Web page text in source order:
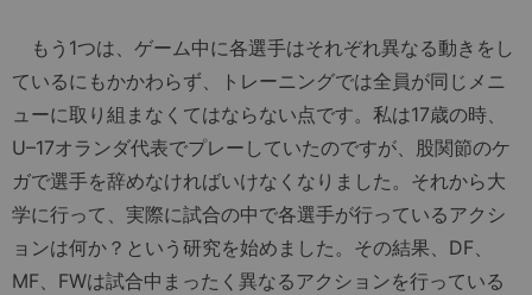
もう1つは、ゲーム中に各選手はそれぞれ異なる動きをし
ているにもかかわらず、トレーニングでは全員が同じメニ
ューに取り組まなくてはならない点です。私は17歳の時、
U–17オランダ代表でプレーしていたのですが、股関節のケ
ガで選手を辞めなければいけなくなりました。それから大
学に行って、実際に試合の中で各選手が行っているアクシ
ョンは何か？という研究を始めました。その結果、DF、
MF、FWは試合中まったく異なるアクションを行っている